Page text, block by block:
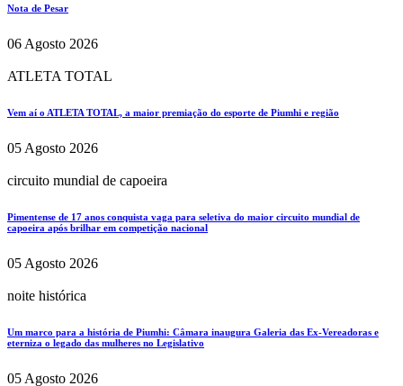
Nota de Pesar
06 Agosto 2026
ATLETA TOTAL
Vem aí o ATLETA TOTAL, a maior premiação do esporte de Piumhi e região
05 Agosto 2026
circuito mundial de capoeira
Pimentense de 17 anos conquista vaga para seletiva do maior circuito mundial de
capoeira após brilhar em competição nacional
05 Agosto 2026
noite histórica
Um marco para a história de Piumhi: Câmara inaugura Galeria das Ex-Vereadoras e
eterniza o legado das mulheres no Legislativo
05 Agosto 2026